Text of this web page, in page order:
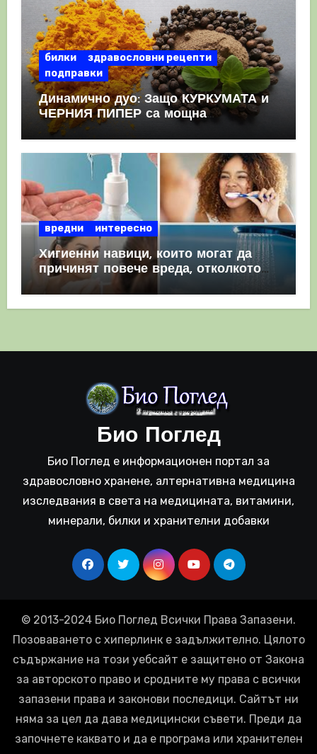
билки
здравословни рецепти
подправки
Динамично дуо: Защо КУРКУМАТА и
ЧЕРНИЯ ПИПЕР са мощна
комбинация
вредни интересно
Хигиенни навици, които могат да
причинят повече вреда, отколкото
полза
Био Поглед
Био Поглед е информационен портал за
здравословно хранене, алтернативна медицина
изследвания в света на медицината, витамини,
минерали, билки и хранителни добавки
© 2013-2024 Био Поглед Всички Права Запазени.
Позоваването с хиперлинк е задължително. Цялото
съдържание на този уебсайт е защитено от Закона
за авторското право и сродните му права с всички
запазени права и законови последици. Сайтът ни
няма за цел да дава медицински съвети. Преди да
започнете каквато и да е програма или хранителен